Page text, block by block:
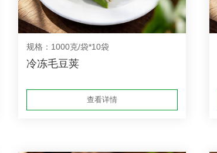
规格：1000克/袋*10袋
冷冻毛豆荚
查看详情